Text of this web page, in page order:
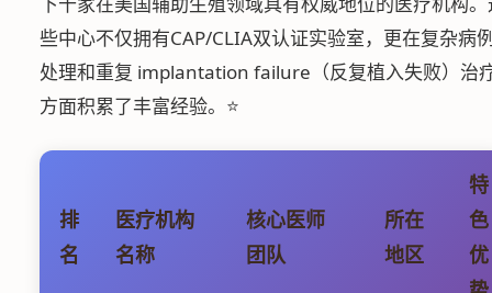
些中心不仅拥有CAP/CLIA双认证实验室，更在复杂病
处理和重复 implantation failure（反复植入失败）治
方面积累了丰富经验。⭐
排
名
医疗机构
名称
核心医师
团队
所在
地区
特
色
优